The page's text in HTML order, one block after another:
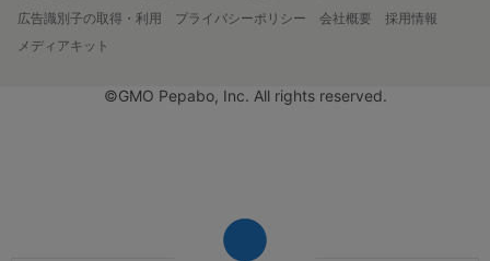
広告識別子の取得・利用
プライバシーポリシー 会社概要
採用情報
メディアキット
©GMO Pepabo, Inc. All rights reserved.